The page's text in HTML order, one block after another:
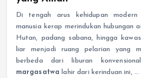
Di tengah arus kehidupan
manusia kerap merindukan hubungan
Hutan, padang sabana, hingga
liar menjadi ruang pelarian yang
berbeda dari liburan
margasatwa lahir dari kerinduan ini, …